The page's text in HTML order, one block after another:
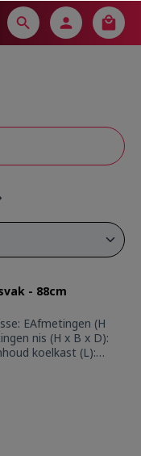
- 88cm
EAfmetingen (H
nis (H x B x D):
koelkast (L):
2Deurvakken: